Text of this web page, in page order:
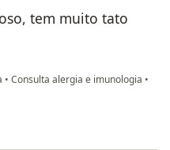
tem muito tato
• Consulta alergia e imunologia •